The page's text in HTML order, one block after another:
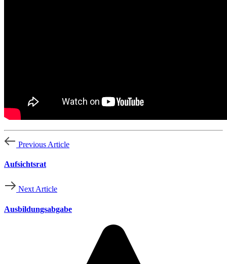
Previous Article
Aufsichtsrat
Next Article
Ausbildungsabgabe